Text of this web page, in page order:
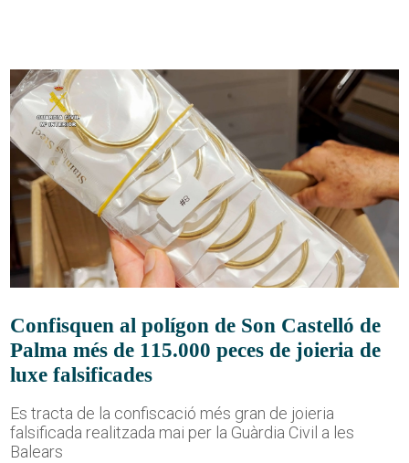
Confisquen al polígon de Son Castelló de
Palma més de 115.000 peces de joieria de
luxe falsificades
Es tracta de la confiscació més gran de joieria
falsificada realitzada mai per la Guàrdia Civil a les
Balears